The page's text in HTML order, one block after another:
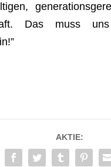
Das muss
AKTIE: